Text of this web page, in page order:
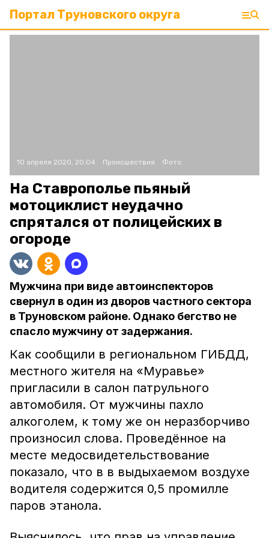
Портал Труновского округа
10 апреля 2020, 20:04 Происшествия Фото:
На Ставрополье пьяный
мотоциклист неудачно
спрятался от полицейских в
огороде
Мужчина при виде автоинспекторов
свернул в один из дворов частного сектора
в Труновском районе. Однако бегство не
спасло мужчину от задержания.
Как сообщили в региональном ГИБДД,
местного жителя на «Муравье»
пригласили в салон патрульного
автомобиля. От мужчины пахло
алкоголем, к тому же он неразборчиво
произносил слова. Проведённое на
месте медосвидетельствование
показало, что в в выдыхаемом воздухе
водителя содержится 0,5 промилле
паров этанола.